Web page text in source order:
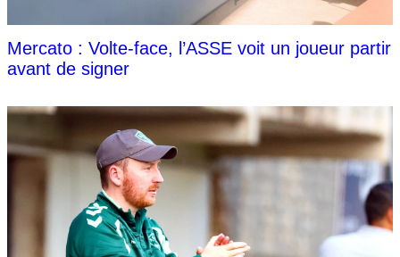
Mercato : Volte-face, l’ASSE voit un joueur partir
avant de signer